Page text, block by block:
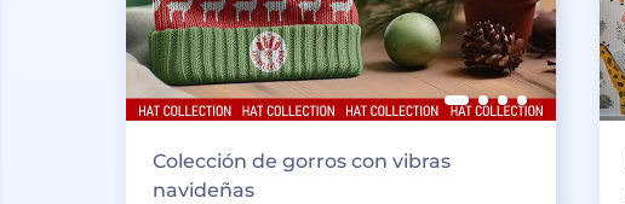
Colección de gorros con vibras
navideñas